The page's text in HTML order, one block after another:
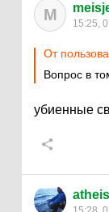
M 15:25,
От
Вопрос в
убиенные